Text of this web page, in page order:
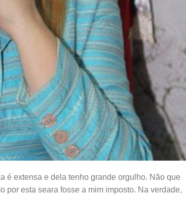
é extensa e dela tenho grande orgulho. Não que
por esta seara fosse a mim imposto. Na verdade,